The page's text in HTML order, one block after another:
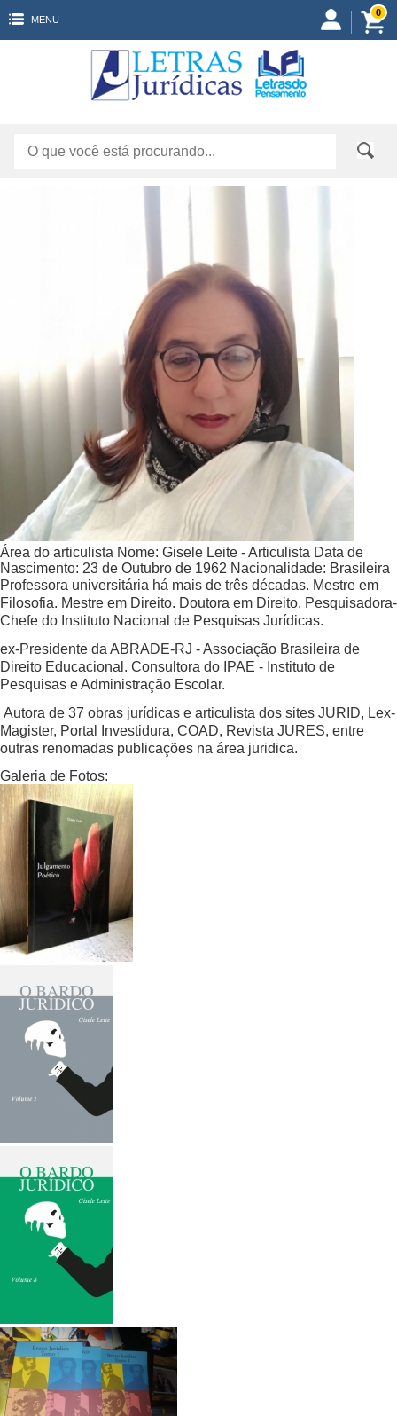
MENU
0
Área do articulista Nome: Gisele Leite - Articulista Data de
Nascimento: 23 de Outubro de 1962 Nacionalidade: Brasileira
Professora universitária há mais de três décadas. Mestre em
Filosofia. Mestre em Direito. Doutora em Direito. Pesquisadora-
Chefe do Instituto Nacional de Pesquisas Jurídicas.
ex-Presidente da ABRADE-RJ - Associação Brasileira de
Direito Educacional. Consultora do IPAE - Instituto de
Pesquisas e Administração Escolar.
Autora de 37 obras jurídicas e articulista dos sites JURID, Lex-
Magister, Portal Investidura, COAD, Revista JURES, entre
outras renomadas publicações na área juridica.
Galeria de Fotos: